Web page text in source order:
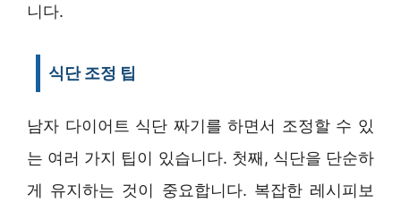
니다.
식단 조정 팁
남자 다이어트 식단 짜기를 하면서 조정할 수 있
는 여러 가지 팁이 있습니다. 첫째, 식단을 단순하
게 유지하는 것이 중요합니다. 복잡한 레시피보